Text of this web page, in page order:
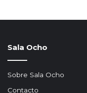
Sala Ocho
Sobre Sala Ocho
Contacto